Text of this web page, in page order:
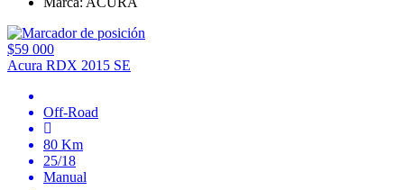
$59 000
Acura RDX 2015 SE
Off-Road
80 Km
25/18
Manual